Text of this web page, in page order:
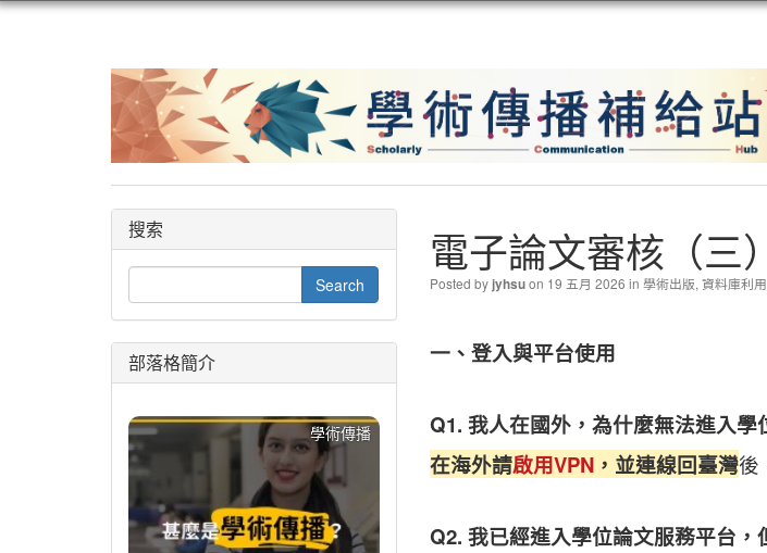
電子論文審核（三
Posted by jyhsuon 19 五月 2026 in 學術出版, 資料庫利用
一、登入與平台使用
Q1. 我人在國外，為什麼無法進入
在海外請啟用VPN，並連線回臺灣後
Q2. 我已經進入學位論文服務平台，
搜索
部落格簡介
學術傳播